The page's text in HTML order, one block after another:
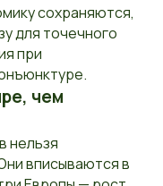
сохраняются,
для точечного
при
чем
нельзя
вписываются в